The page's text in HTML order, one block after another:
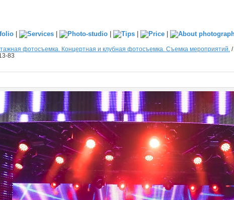
| | | | |
фотосъемка. Концертная и клубная фотосъемка. Съемка мероприятий. /
83